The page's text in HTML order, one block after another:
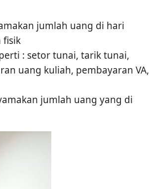
jumlah uang di hari
fisik
: setor tunai, tarik tunai,
uang kuliah, pembayaran VA,
jumlah uang yang di